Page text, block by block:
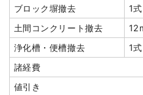
消費税
合計金額
ブロック塀撤去
1式
土間コンクリート撤去
浄化槽・便槽撤去
1式
諸経費
値引き